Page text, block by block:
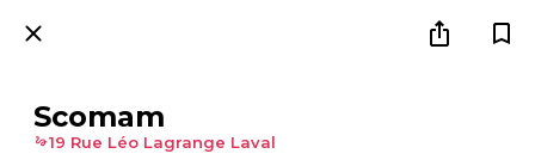
Scomam
19 Rue Léo Lagrange Laval